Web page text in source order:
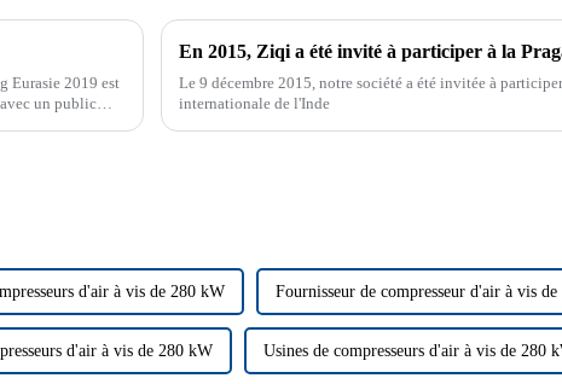
Eurasie 2019 est
un public
Le 9 décembre 2015, notre société a été invitée à
internationale de l'Inde
d'air à vis de 280 kW Fournisseur de compresseur d'air à vis
d'air à vis de 280 kW Usines de compresseurs d'air à vis de 280